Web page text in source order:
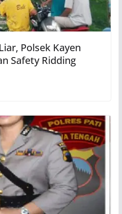
Polsek Kayen
Safety Ridding